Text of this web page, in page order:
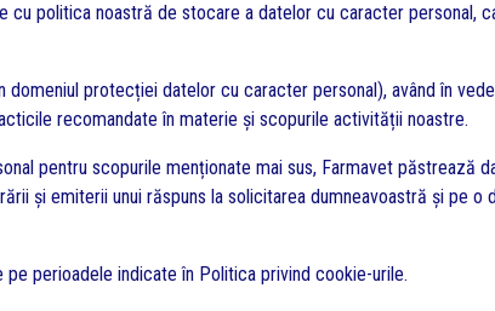
politica noastră de stocare a datelor cu caracter personal,
protecției datelor cu caracter personal), având în
recomandate în materie și scopurile activității noastre.
pentru scopurile menționate mai sus, Farmavet păstrează
și emiterii unui răspuns la solicitarea dumneavoastră și pe
perioadele indicate în Politica privind cookie-urile.